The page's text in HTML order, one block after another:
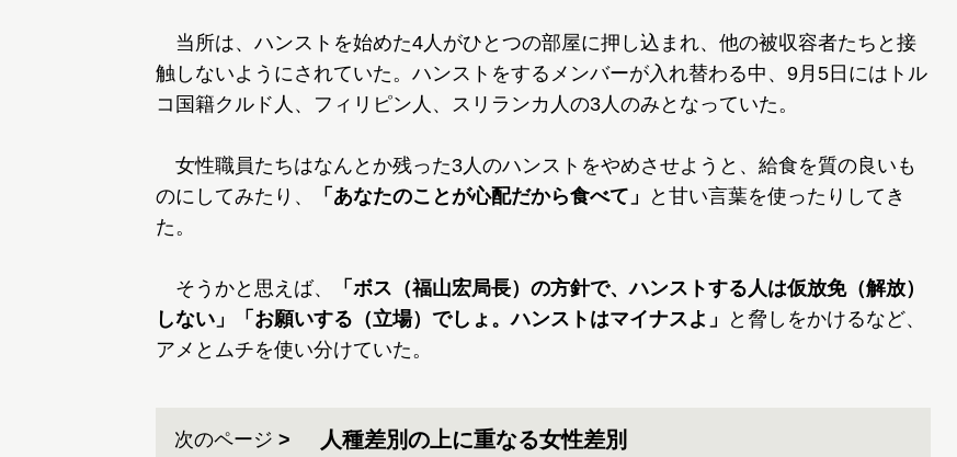
当所は、ハンストを始めた4人がひとつの部屋に押し込まれ、他の被収容者たちと接
触しないようにされていた。ハンストをするメンバーが入れ替わる中、9月5日にはトル
コ国籍クルド人、フィリピン人、スリランカ人の3人のみとなっていた。
女性職員たちはなんとか残った3人のハンストをやめさせようと、給食を質の良いも
のにしてみたり、
「あなたのことが心配だから食べて」
と甘い言葉を使ったりしてき
た。
そうかと思えば、
「ボス（福山宏局長）の方針で、ハンストする人は仮放免（解放）
しない」「お願いする（立場）でしょ。ハンストはマイナスよ」
と脅しをかけるなど、
アメとムチを使い分けていた。
次のページ 人種差別の上に重なる女性差別